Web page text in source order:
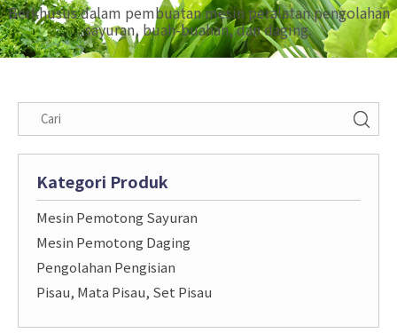
Berkhusus dalam pembuatan mesin peralatan pengolahan
sayuran, buah-buahan, dan daging.
Kategori Produk
Mesin Pemotong Sayuran
Mesin Pemotong Daging
Pengolahan Pengisian
Pisau, Mata Pisau, Set Pisau